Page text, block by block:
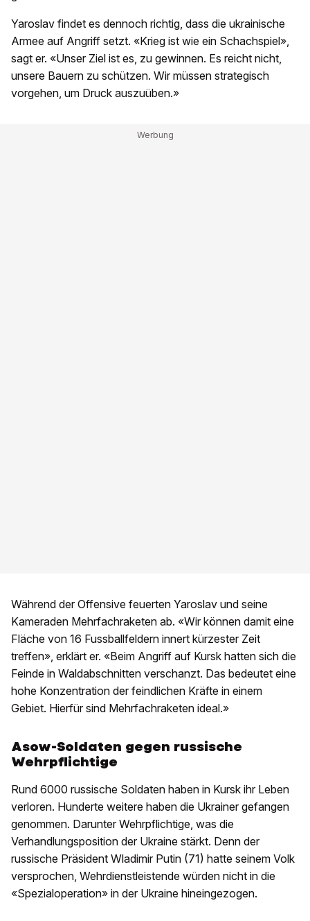
Yaroslav findet es dennoch richtig, dass die ukrainische
Armee auf Angriff setzt. «Krieg ist wie ein Schachspiel»,
sagt er. «Unser Ziel ist es, zu gewinnen. Es reicht nicht,
unsere Bauern zu schützen. Wir müssen strategisch
vorgehen, um Druck auszuüben.»
Während der Offensive feuerten Yaroslav und seine
Kameraden Mehrfachraketen ab. «Wir können damit eine
Fläche von 16 Fussballfeldern innert kürzester Zeit
treffen», erklärt er. «Beim Angriff auf Kursk hatten sich die
Feinde in Waldabschnitten verschanzt. Das bedeutet eine
hohe Konzentration der feindlichen Kräfte in einem
Gebiet. Hierfür sind Mehrfachraketen ideal.»
Asow-Soldaten gegen russische
Wehrpflichtige
Rund 6000 russische Soldaten haben in Kursk ihr Leben
verloren. Hunderte weitere haben die Ukrainer gefangen
genommen. Darunter Wehrpflichtige, was die
Verhandlungsposition der Ukraine stärkt. Denn der
russische Präsident Wladimir Putin (71) hatte seinem Volk
versprochen, Wehrdienstleistende würden nicht in die
«Spezialoperation» in der Ukraine hineingezogen.